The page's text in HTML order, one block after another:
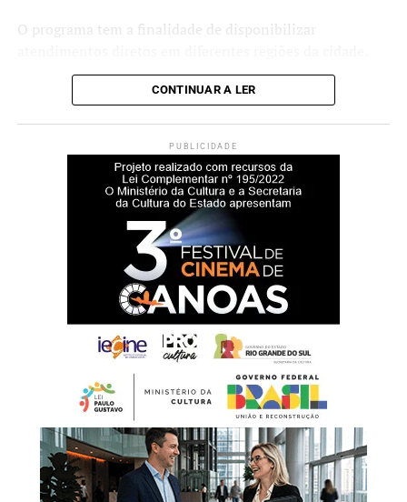
O programa tem a finalidade de disponibilizar
CONTINUAR A LER
PUBLICIDADE